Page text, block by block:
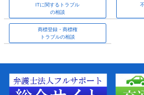
ITに関するトラブル
の相談
商標登録・商標権
トラブルの相談